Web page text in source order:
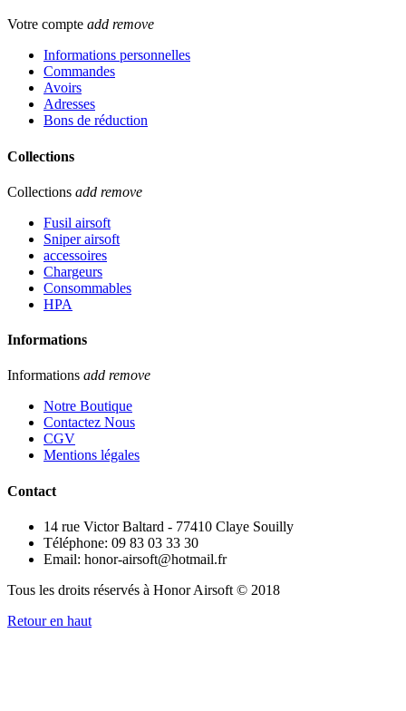
Votre compte add remove
Informations personnelles
Commandes
Avoirs
Adresses
Bons de réduction
Collections
Collections add remove
Fusil airsoft
Sniper airsoft
accessoires
Chargeurs
Consommables
HPA
Informations
Informations add remove
Notre Boutique
Contactez Nous
CGV
Mentions légales
Contact
14 rue Victor Baltard - 77410 Claye Souilly
Téléphone: 09 83 03 33 30
Email: honor-airsoft@hotmail.fr
Tous les droits réservés à Honor Airsoft © 2018
Retour en haut